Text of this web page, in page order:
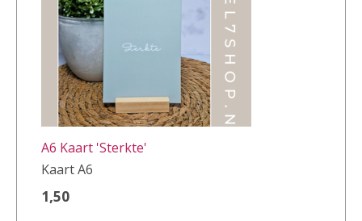
A6 Kaart 'Sterkte'
Kaart A6
1,50